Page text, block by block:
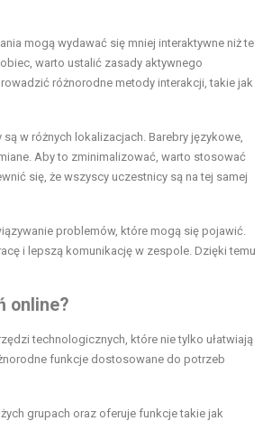
mogą wydawać się mniej interaktywne niż te
warto ustalić zasady aktywnego
różnorodne metody interakcji, takie jak
w różnych lokalizacjach. Barebry językowe,
Aby to zminimalizować, warto stosować
się, że wszyscy uczestnicy są na tej samej
problemów, które mogą się pojawić.
i lepszą komunikację w zespole. Dzięki temu
online?
technologicznych, które nie tylko ułatwiają
funkcje dostosowane do potrzeb
grupach oraz oferuje funkcje takie jak